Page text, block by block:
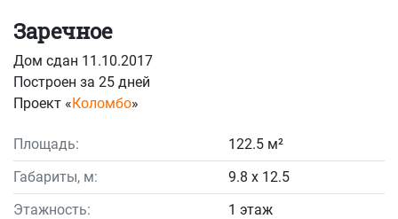
Заречное
Дом сдан 11.10.2017
Построен за 25 дней
Проект «Коломбо»
Площадь:
122.5 м²
Габариты, м:
9.8 x 12.5
Этажность:
1 этаж